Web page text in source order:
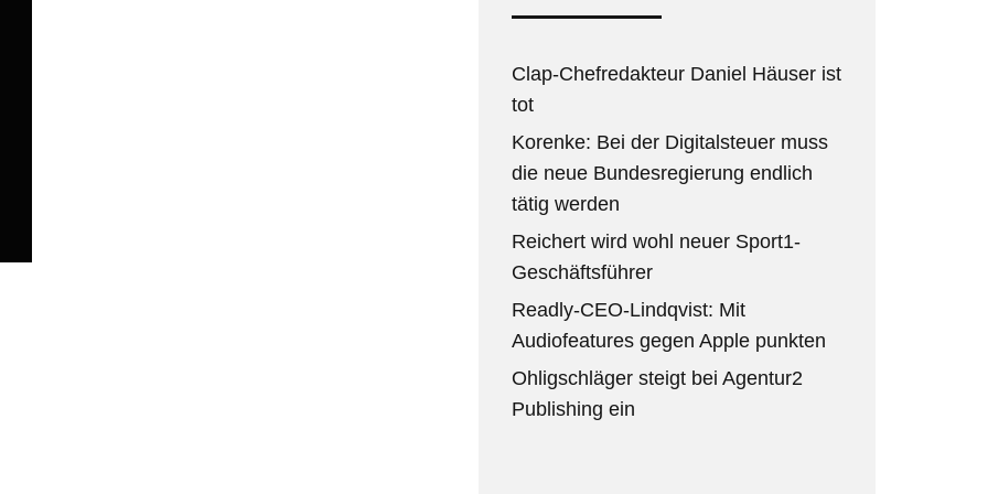
Clap-Chefredakteur Daniel Häuser ist
tot
Korenke: Bei der Digitalsteuer muss
die neue Bundesregierung endlich
tätig werden
Reichert wird wohl neuer Sport1-
Geschäftsführer
Readly-CEO-Lindqvist: Mit
Audiofeatures gegen Apple punkten
Ohligschläger steigt bei Agentur2
Publishing ein